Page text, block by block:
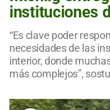
instituciones
“Es clave poder
necesidades de las
interior, donde
más complejos”,